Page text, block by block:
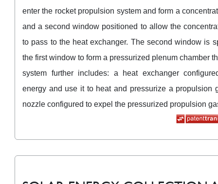
enter the rocket propulsion system and form a
and a second window positioned to allow the
to pass to the heat exchanger. The second window is
the first window to form a pressurized plenum chamber
system further includes: a heat exchanger
energy and use it to heat and pressurize a propulsion
nozzle configured to expel the pressurized propulsion